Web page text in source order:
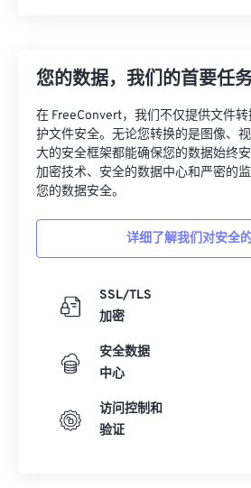
您的数据，我们的首要任
在 FreeConvert，我们不仅提供文件
护文件安全。无论您转换的是图像、
大的安全框架都能确保您的数据始终
加密技术、安全的数据中心和严密的
您的数据安全。
详细了解我们对安全
SSL/TLS
加密
安全数据
中心
访问控制和
验证